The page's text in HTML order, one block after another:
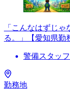
「こんなはずじ
る。」【愛知県勤
警備スタッフ
勤務地